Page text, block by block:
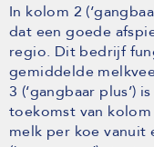
In kolom 2
dat een goede
regio. Dit bedrijf
gemiddelde
3 (‘gangbaar plus’)
toekomst van
melk per koe